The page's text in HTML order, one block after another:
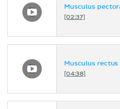
Musculus
[02:37]
Musculus
[04:38]